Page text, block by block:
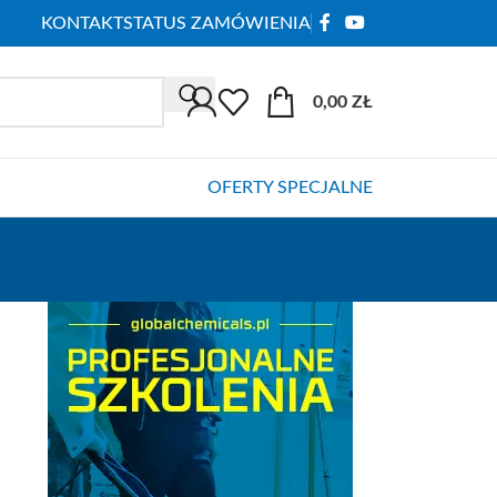
KONTAKTSTATUS ZAMÓWIENIA
0,00 ZŁ
OFERTY SPECJALNE